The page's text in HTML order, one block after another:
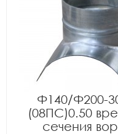
Ф140/Ф200-
(08ПС)0.50
сечения